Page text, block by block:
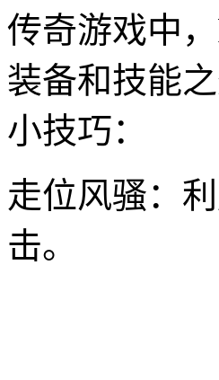
传奇游戏中
装备和技能
小技巧：
走位风骚：
击。